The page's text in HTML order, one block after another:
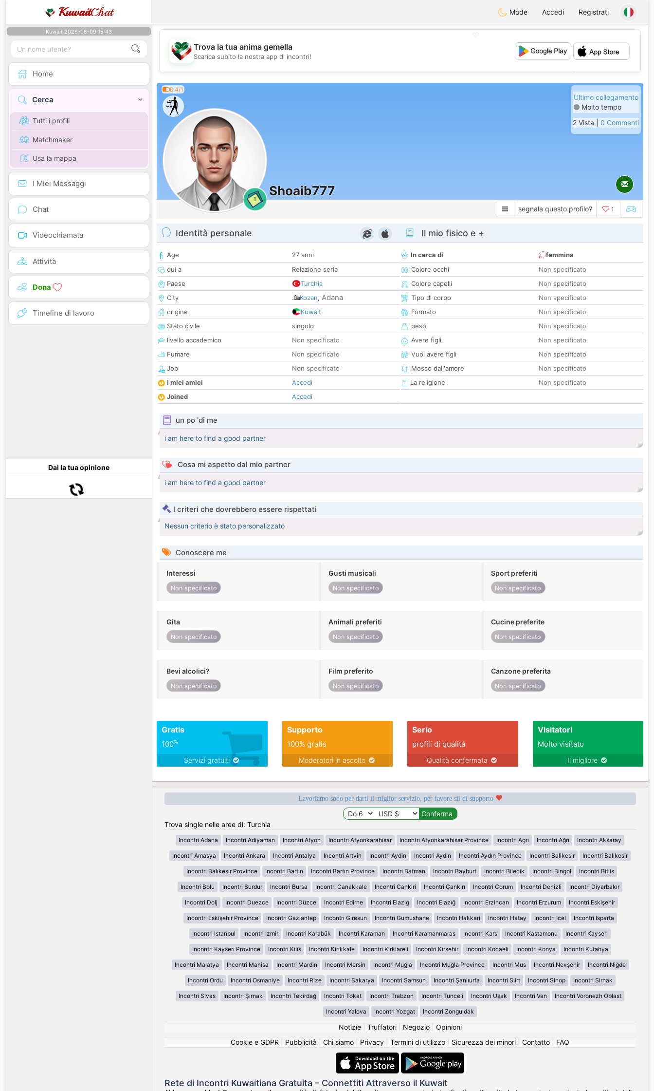
KuwaitChat Mode Accedi Registrati
Kuwait 2026-08-09 15:43
Home
Cerca
Tutti i profili
Matchmaker
Usa la mappa
I Miei Messaggi
Chat
Videochiamata
Attività
Dona
Timeline di lavoro
Dai la tua opinione
💖
Trova la tua anima gemella
Scarica subito la nostra app di incontri!
0.4/1
1
Shoaib777
Ultimo collegamento
Molto tempo
2 Vista | 0 Commenti
segnala questo profilo? 1
Identità personale
Age
27 anni
qui a
Relazione seria
Paese
Turchia
City
Kozan, Adana
origine
Kuwait
Stato civile
singolo
livello accademico
Non specificato
Fumare
Non specificato
Job
Non specificato
I miei amici
Accedi
Joined
Accedi
Il mio fisico e +
In cerca di
femmina
Colore occhi
Non specificato
Colore capelli
Non specificato
Tipo di corpo
Non specificato
Formato
Non specificato
peso
Non specificato
Avere figli
Non specificato
Vuoi avere figli
Non specificato
Mosso dall'amore
Non specificato
La religione
Non specificato
un po 'di me
i am here to find a good partner
Cosa mi aspetto dal mio partner
i am here to find a good partner
I criteri che dovrebbero essere rispettati
Nessun criterio è stato personalizzato
Conoscere me
Interessi
Non specificato
Gusti musicali
Non specificato
Sport preferiti
Non specificato
Gita
Non specificato
Animali preferiti
Non specificato
Cucine preferite
Non specificato
Bevi alcolici?
Non specificato
Film preferito
Non specificato
Canzone preferita
Non specificato
Gratis
100%
Servizi gratuiti
Supporto
100% gratis
Moderatori in ascolto
Serio
profili di qualità
Qualità confermata
Visitatori
Molto visitato
Il migliore
Lavoriamo sodo per darti il miglior servizio, per favore sii di supporto
Trova single nelle aree di: Turchia
Incontri Adana Incontri Adiyaman Incontri Afyon Incontri Afyonkarahisar Incontri Afyonkarahisar Province Incontri Agri Incontri Ağrı Incontri Aksaray
Incontri Amasya Incontri Ankara Incontri Antalya Incontri Artvin Incontri Aydin Incontri Aydın Incontri Aydın Province Incontri Balikesir Incontri Balıkesir
Incontri Balıkesir Province Incontri Bartın Incontri Bartın Province Incontri Batman Incontri Bayburt Incontri Bilecik Incontri Bingol Incontri Bitlis
Incontri Bolu Incontri Burdur Incontri Bursa Incontri Canakkale Incontri Cankiri Incontri Çankırı Incontri Corum Incontri Denizli Incontri Diyarbakır
Incontri Dolj Incontri Duezce Incontri Düzce Incontri Edirne Incontri Elazig Incontri Elazığ Incontri Erzincan Incontri Erzurum Incontri Eskişehir
Incontri Eskişehir Province Incontri Gaziantep Incontri Giresun Incontri Gumushane Incontri Hakkari Incontri Hatay Incontri Icel Incontri Isparta
Incontri Istanbul Incontri Izmir Incontri Karabük Incontri Karaman Incontri Karamanmaras Incontri Kars Incontri Kastamonu Incontri Kayseri
Incontri Kayseri Province Incontri Kilis Incontri Kirikkale Incontri Kirklareli Incontri Kirsehir Incontri Kocaeli Incontri Konya Incontri Kutahya
Incontri Malatya Incontri Manisa Incontri Mardin Incontri Mersin Incontri Muğla Incontri Muğla Province Incontri Mus Incontri Nevşehir Incontri Niğde
Incontri Ordu Incontri Osmaniye Incontri Rize Incontri Sakarya Incontri Samsun Incontri Şanlıurfa Incontri Siirt Incontri Sinop Incontri Sirnak
Incontri Sivas Incontri Şırnak Incontri Tekirdağ Incontri Tokat Incontri Trabzon Incontri Tunceli Incontri Uşak Incontri Van Incontri Voronezh Oblast
Incontri Yalova Incontri Yozgat Incontri Zonguldak
Notizie| Truffatori| Negozio| Opinioni
Cookie e GDPR
Pubblicità Chi siamo Privacy Termini di utilizzo Sicurezza dei minori Contatto FAQ
Rete di Incontri Kuwaitiana Gratuita – Connettiti Attraverso il Kuwait